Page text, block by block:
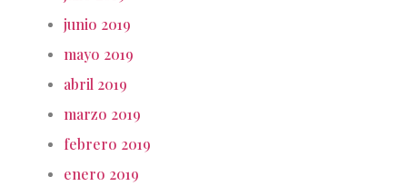
junio 2019
mayo 2019
abril 2019
marzo 2019
febrero 2019
enero 2019